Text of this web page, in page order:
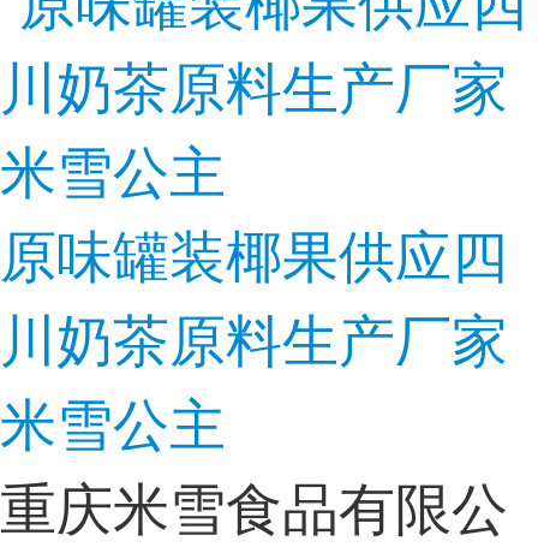
原味罐装椰果供应四
川奶茶原料生产厂家
米雪公主
重庆米雪食品有限公